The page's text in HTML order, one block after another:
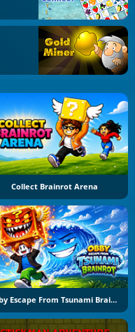
Collect Brainrot Arena
Obby Escape From Tsunami Brainrot